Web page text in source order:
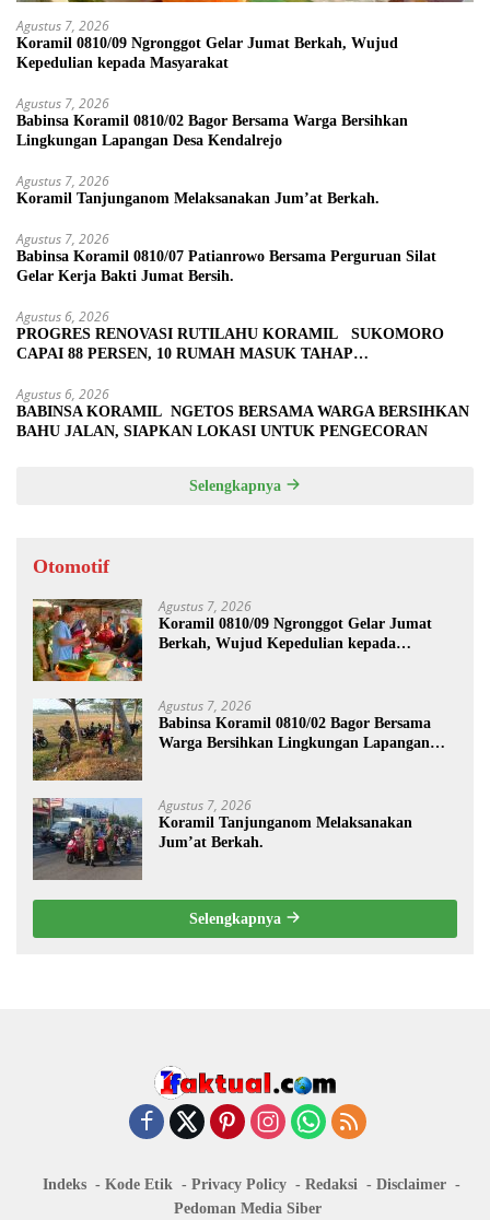
Agustus 7, 2026
Koramil 0810/09 Ngronggot Gelar Jumat Berkah, Wujud
Kepedulian kepada Masyarakat
Agustus 7, 2026
Babinsa Koramil 0810/02 Bagor Bersama Warga Bersihkan
Lingkungan Lapangan Desa Kendalrejo
Agustus 7, 2026
Koramil Tanjunganom Melaksanakan Jum’at Berkah.
Agustus 7, 2026
Babinsa Koramil 0810/07 Patianrowo Bersama Perguruan Silat
Gelar Kerja Bakti Jumat Bersih.
Agustus 6, 2026
PROGRES RENOVASI RUTILAHU KORAMIL SUKOMORO
CAPAI 88 PERSEN, 10 RUMAH MASUK TAHAP
Agustus 6, 2026
BABINSA KORAMIL NGETOS BERSAMA WARGA BERSIHKAN
BAHU JALAN, SIAPKAN LOKASI UNTUK PENGECORAN
Selengkapnya
Otomotif
Agustus 7, 2026
Koramil 0810/09 Ngronggot Gelar Jumat
Berkah, Wujud Kepedulian kepada
Agustus 7, 2026
Babinsa Koramil 0810/02 Bagor Bersama
Warga Bersihkan Lingkungan Lapangan
Agustus 7, 2026
Koramil Tanjunganom Melaksanakan
Jum’at Berkah.
Selengkapnya
Indeks Kode Etik Privacy Policy Redaksi
Disclaimer
Pedoman Media Siber